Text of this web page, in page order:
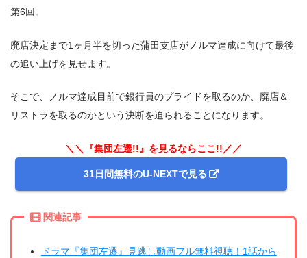
第6回。
廃店決定まで1ヶ月半を切った蒲田支店がノルマ達成に向けて最後
の追い上げを見せます。
そこで、ノルマ達成目前で銀行員のプライドを取るのか、廃店＆
リストラを取るのかという決断を迫られることになります。
＼＼『集団左遷!!』を見るならここ!!／／
31日間無料のU-NEXTで見る
関連記事
ドラマ『集団左遷』見逃し動画フル無料視聴！1話から